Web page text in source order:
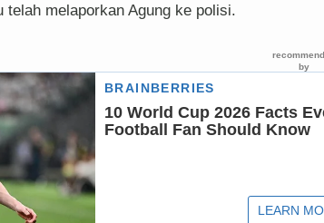
melaporkan Agung ke polisi.